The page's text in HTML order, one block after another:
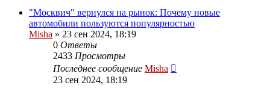
"Москвич" вернулся на рынок: Почему новые
автомобили пользуются популярностью
Misha » 23 сен 2024, 18:19
0 Ответы
2433 Просмотры
Последнее сообщение Misha
23 сен 2024, 18:19